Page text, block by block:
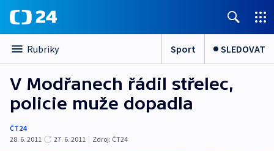
Rubriky Sport SLEDOVAT
V Modřanech řádil střelec,
policie muže dopadla
ČT24
28. 6. 2011
27. 6. 2011 | Zdroj: ČT24